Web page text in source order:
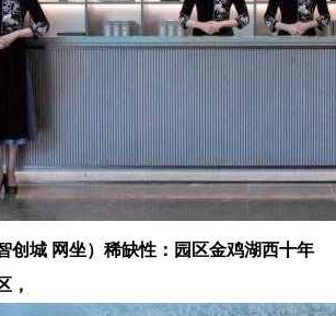
创城 网坐）稀缺性：园区金鸡湖西十年
，